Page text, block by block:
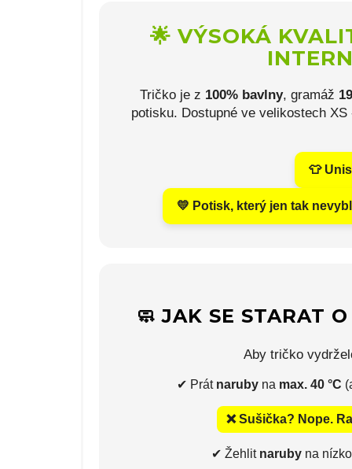
🌟 VÝSOKÁ
Tričko je z 100% bavlny, gramáž
potisku. Dostupné ve velikostech
👕
💛 Potisk, který jen tak
🧼 JAK SE STARAT
Aby tričko
✔ Prát narubyna max. 40 °C
❌ Sušička? Nope.
✔ Žehlit naruby na